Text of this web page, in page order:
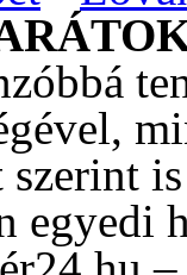
egyedi